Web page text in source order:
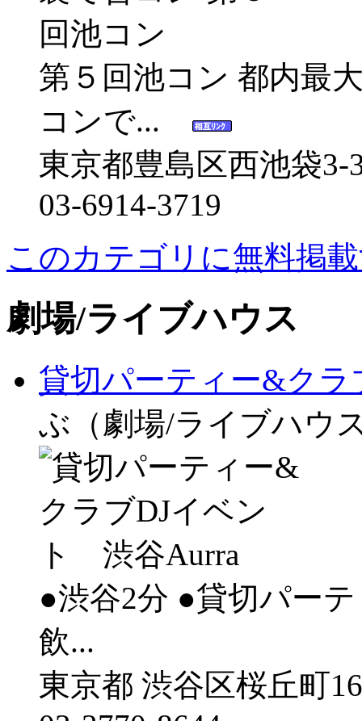
第５回池コン 都内最
コンで...
東京都豊島区西池袋3-
03-6914-3719
このカテゴリに無料掲
劇場/ライブハウス
貸切パーティー&ク
ぶ（劇場/ライブハウ
●渋谷2分 ●貸切パー
飲...
東京都 渋谷区桜丘町